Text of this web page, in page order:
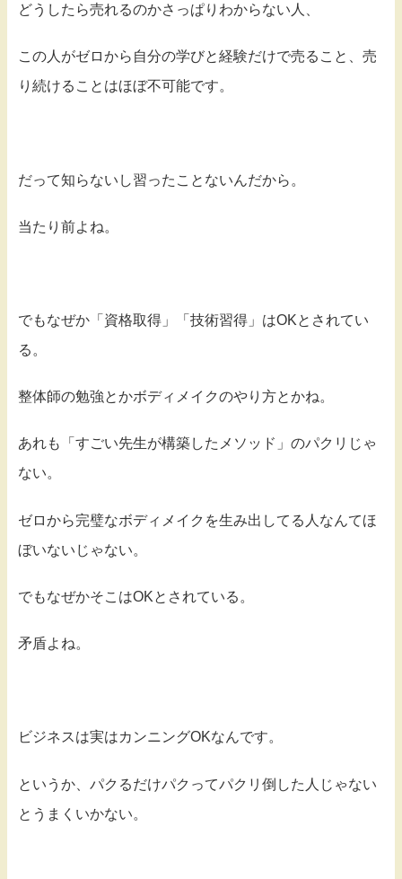
どうしたら売れるのかさっぱりわからない人、
この人がゼロから自分の学びと経験だけで売ること、売
り続けることはほぼ不可能です。
だって知らないし習ったことないんだから。
当たり前よね。
でもなぜか「資格取得」「技術習得」はOKとされてい
る。
整体師の勉強とかボディメイクのやり方とかね。
あれも「すごい先生が構築したメソッド」のパクリじゃ
ない。
ゼロから完璧なボディメイクを生み出してる人なんてほ
ぼいないじゃない。
でもなぜかそこはOKとされている。
矛盾よね。
ビジネスは実はカンニングOKなんです。
というか、パクるだけパクってパクリ倒した人じゃない
とうまくいかない。